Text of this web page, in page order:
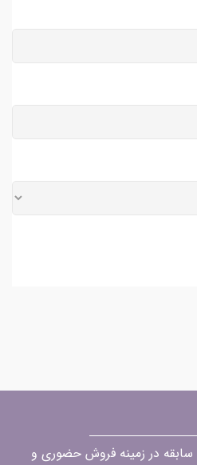
لیو با بیش از ۶ سال سابقه در زمینه فروش حضوری و